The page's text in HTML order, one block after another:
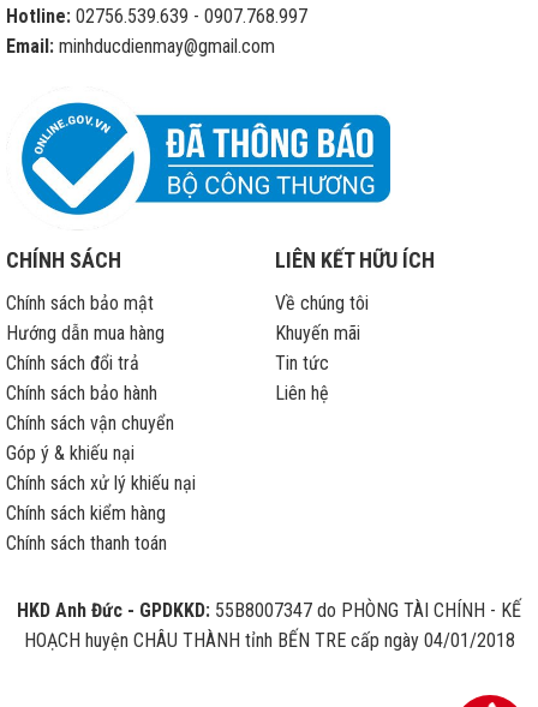
sửa
iPhone
hành
Hotline: 02756.539.639 - 0907.768.997
Email: minhducdienmay@gmail.com
CHÍNH SÁCH
Chính sách bảo mật
Hướng dẫn mua hàng
Chính sách đổi trả
Chính sách bảo hành
Chính sách vận chuyển
Góp ý & khiếu nại
Chính sách xử lý khiếu nại
Chính sách kiểm hàng
Chính sách thanh toán
LIÊN KẾT HỮU ÍCH
Về chúng tôi
Khuyến mãi
Tin tức
Liên hệ
HKD Anh Đức - GPDKKD: 55B8007347 do PHÒNG TÀI CHÍNH - KẾ
HOẠCH huyện CHÂU THÀNH tỉnh BẾN TRE cấp ngày 04/01/2018